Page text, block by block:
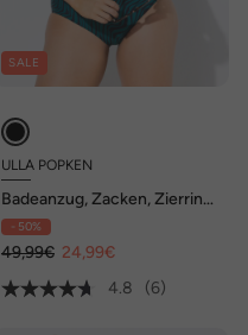
SALE
ULLA POPKEN
Badeanzug, Zacken, Zierring,
Softcups, recycelt
- 50%
49,99€ 24,99€
4.8
(6)